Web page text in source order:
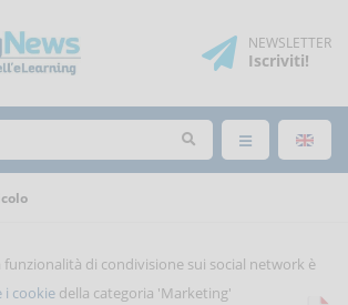
NEWSLETTER
Iscriviti!
funzionalità di condivisione sui social network è
i cookie della categoria 'Marketing'